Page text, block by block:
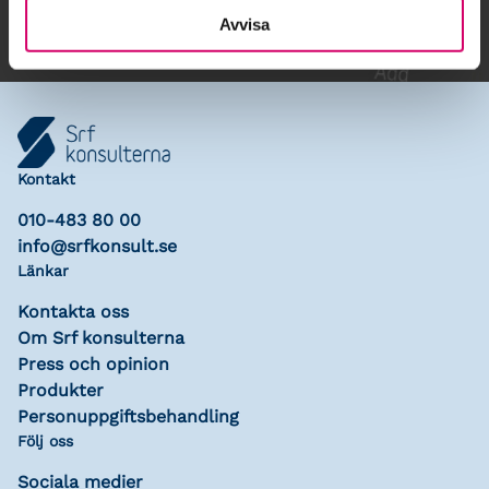
Avvisa
Kontakt
010-483 80 00
info@srfkonsult.se
Länkar
Kontakta oss
Om Srf konsulterna
Press och opinion
Produkter
Personuppgiftsbehandling
Följ oss
Sociala medier